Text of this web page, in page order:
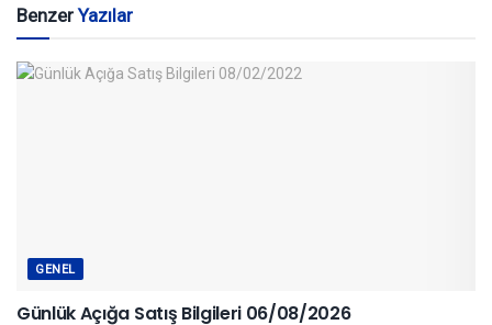
BenzerYazılar
GENEL
Günlük Açığa Satış Bilgileri 06/08/2026